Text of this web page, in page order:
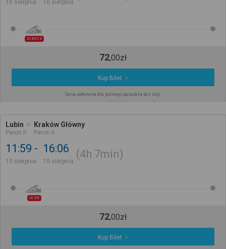
10 sierpnia 10 sierpnia
IC 8314
72,00zł
Kup Bilet
Cena całkowita dla jednego pasażera bez ulgi
Lubin
Peron II
Kraków Główny
Peron II
11:59
10 sierpnia
16:06
10 sierpnia
4h 7min
IC 59
72,00zł
Kup Bilet